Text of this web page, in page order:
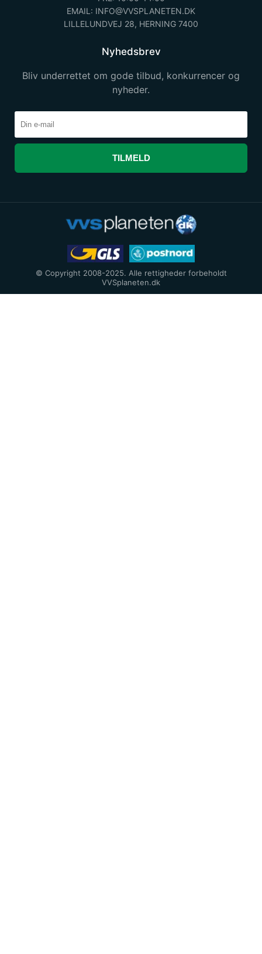
EMAIL: INFO@VVSPLANETEN.DK
LILLELUNDVEJ 28, HERNING 7400
Nyhedsbrev
Bliv underrettet om gode tilbud, konkurrencer og
nyheder.
TILMELD
© Copyright 2008-2025. Alle rettigheder forbeholdt
VVSplaneten.dk